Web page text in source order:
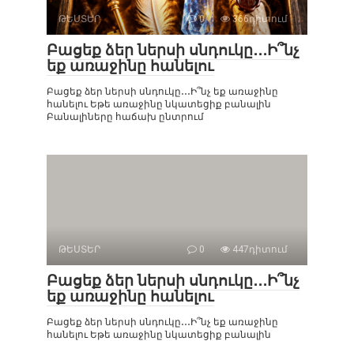
ԹԵՍՏԵՐ 0 366դիտում
Բացեք ձեր ներսի սնդուկը․․․Ի՞նչ
եք առաջինը հանելու
Բացեք ձեր ներսի սնդուկը․․․Ի՞նչ եք առաջինը
հանելու Եթե ​​առաջինը նկատեցիք բանալին
Բանալիները հաճախ ընտրում
ԹԵՍՏԵՐ 0 447դիտում
Բացեք ձեր ներսի սնդուկը․․․Ի՞նչ
եք առաջինը հանելու
Բացեք ձեր ներսի սնդուկը․․․Ի՞նչ եք առաջինը
հանելու Եթե ​​առաջինը նկատեցիք բանալին